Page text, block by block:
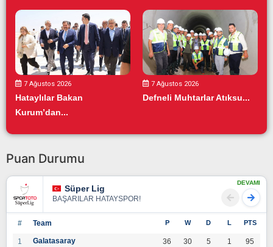
7 Ağustos 2026
Hataylılar Bakan
Kurum’dan...
7 Ağustos 2026
Defneli Muhtarlar Atıksu...
Puan Durumu
Süper Lig
BAŞARILAR HATAYSPOR!
DEVAMI
# Team P W D L PTS
1 Galatasaray 36 30 5 1
95